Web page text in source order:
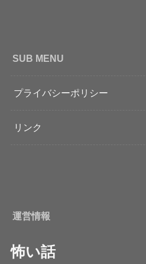
SUB MENU
プライバシーポリシー
リンク
運営情報
怖い話